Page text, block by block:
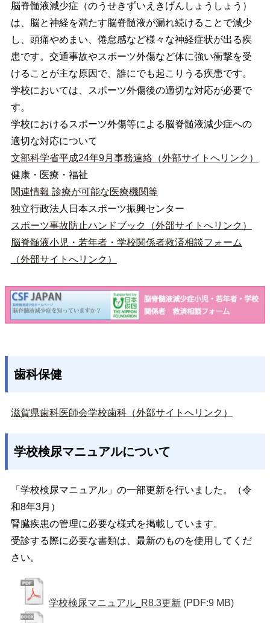
脳脊髄液減少症（のうせきずいえきげんしょうしょう）
は、脳と神経を満たす脳脊髄液が漏れ続けることで減少
し、頭痛やめまい、倦怠感など様々な神経症状が出る疾
患です。交通事故やスポーツ外傷など体に強い衝撃を受
けることが主な原因で、誰にでも起こりうる疾患です。
学校においては、スポーツ外傷後の適切な対応が必要で
す。
学校におけるスポーツ外傷等による脳脊髄液減少症への
適切な対応について
文部科学省平成24年9月事務連絡（外部サイトへリンク）
健康・医療・福祉
関連情報 診療が可能な医療機関等
独立行政法人日本スポーツ振興センター
スポーツ事故防止ハンドブック（外部サイトへリンク）
脳脊髄液小児・若年者・学校関係者救済相談フォーム
（外部サイトへリンク）
歯科保健
滋賀県歯科医師会学校歯科（外部サイトへリンク）
学校検尿マニュアルについて
「学校検尿マニュアル」の一部更新を行いました。（令
和8年3月）
腎臓疾患の管理に必要な様式を掲載しています。
受診する際に必要な書類は、最新のものを使用してくだ
さい。
学校検尿マニュアル_R8.3更新 (PDF:9 MB)